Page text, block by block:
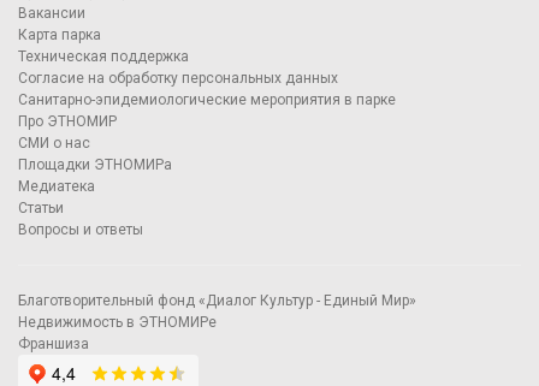
Вакансии
Карта парка
Техническая поддержка
Согласие на обработку персональных данных
Санитарно-эпидемиологические мероприятия в парке
Про ЭТНОМИР
СМИ о нас
Площадки ЭТНОМИРа
Медиатека
Статьи
Вопросы и ответы
Благотворительный фонд «Диалог Культур - Единый Мир»
Недвижимость в ЭТНОМИРе
Франшиза